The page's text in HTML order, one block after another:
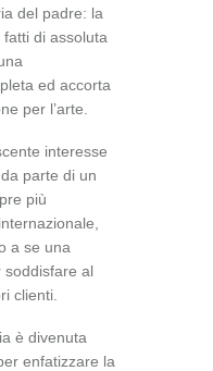
del padre: la
fatti di assoluta
ed accorta
per l’arte.
interesse
parte di un
più
a se una
soddisfare al
clienti.
è divenuta
enfatizzare la